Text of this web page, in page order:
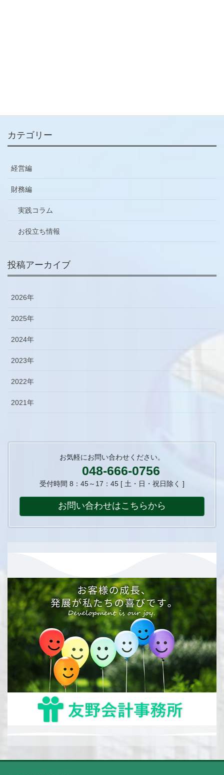
カテゴリー
経営編
財務編
実践コラム
お役立ち情報
投稿アーカイブ
2026年
2025年
2024年
2023年
2022年
2021年
お気軽にお問い合わせください。
048-666-0756
受付時間 8：45～17：45 [ 土・日・祝日除く ]
お問い合わせはこちらから